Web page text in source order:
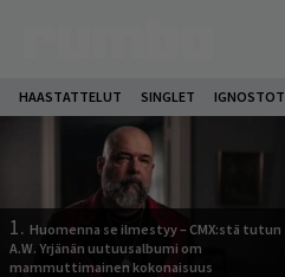
HAASTATTELUT SINGLET IGNOSTOT
1. Huomenna se ilmestyy – CMX:stä tutun
A.W. Yrjänän uutuusalbumi om
mammuttimainen kokonaisuus